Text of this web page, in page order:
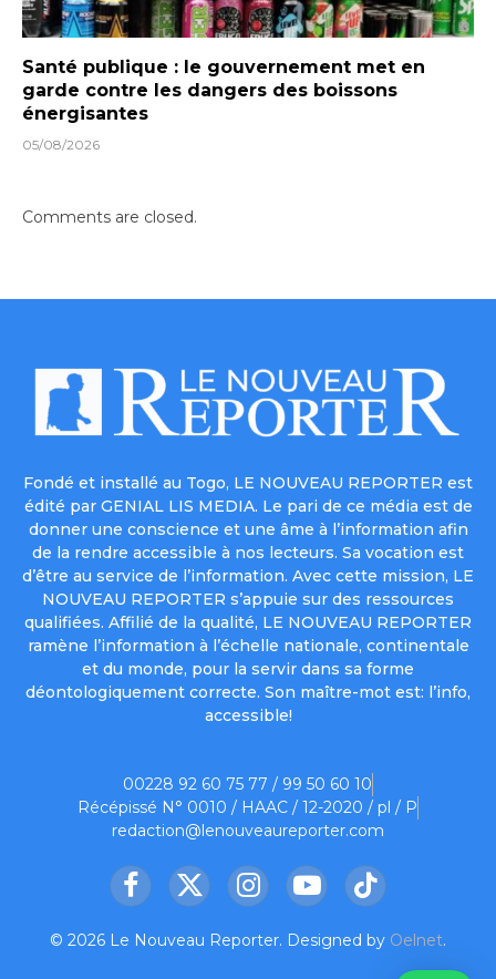
Santé publique : le gouvernement met en
garde contre les dangers des boissons
énergisantes
05/08/2026
Comments are closed.
Fondé et installé au Togo, LE NOUVEAU REPORTER est
édité par GENIAL LIS MEDIA. Le pari de ce média est de
donner une conscience et une âme à l’information afin
de la rendre accessible à nos lecteurs. Sa vocation est
d’être au service de l’information. Avec cette mission, LE
NOUVEAU REPORTER s’appuie sur des ressources
qualifiées. Affilié de la qualité, LE NOUVEAU REPORTER
ramène l’information à l’échelle nationale, continentale
et du monde, pour la servir dans sa forme
déontologiquement correcte. Son maître-mot est: l’info,
accessible!
00228 92 60 75 77 / 99 50 60 10
Récépissé N° 0010 / HAAC / 12-2020 / pl / P
redaction@lenouveaureporter.com
Facebook
X
InstagramYouTubeTikTok
© 2026 Le Nouveau Reporter. Designed by Oelnet.